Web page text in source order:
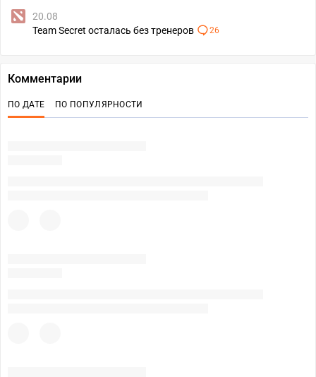
20.08
Team Secret осталась без тренеров
26
Комментарии
ПО ДАТЕ ПО ПОПУЛЯРНОСТИ